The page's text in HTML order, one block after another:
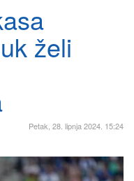
želi
Petak, 28. lipnja 2024. 15:24